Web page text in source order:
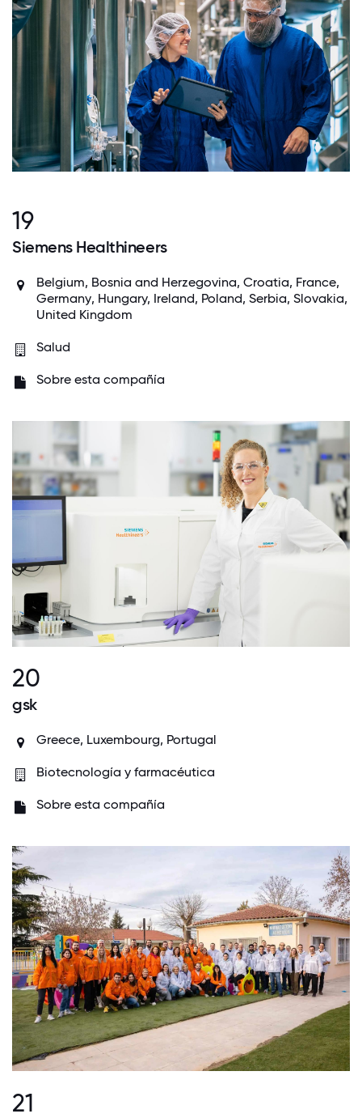
19
Siemens Healthineers
Belgium, Bosnia and Herzegovina, Croatia, France,
Germany, Hungary, Ireland, Poland, Serbia, Slovakia,
United Kingdom
Salud
Sobre esta compañía
20
gsk
Greece, Luxembourg, Portugal
Biotecnología y farmacéutica
Sobre esta compañía
21